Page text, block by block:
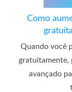
Como
Quando você
gratuitamente,
avançado